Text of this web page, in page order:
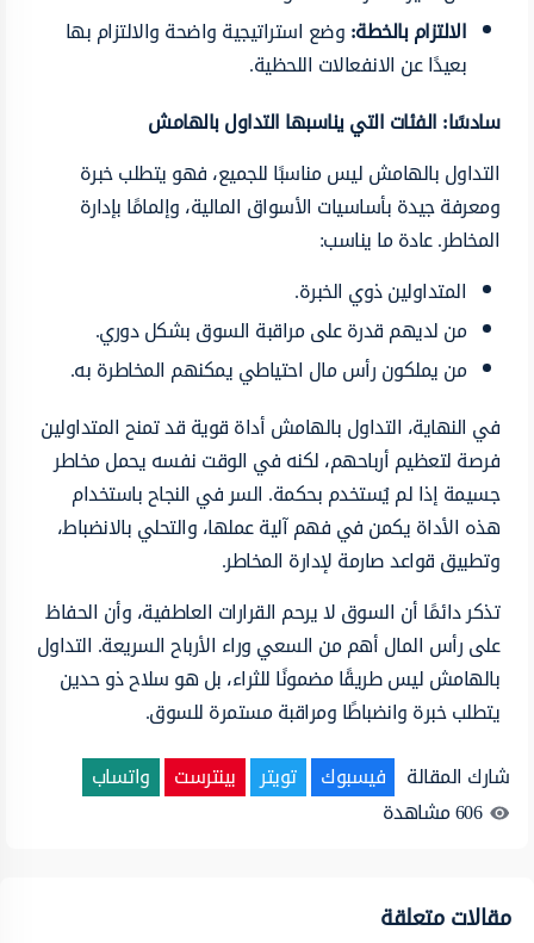
الالتزام بالخطة:وضع استراتيجية واضحة والالتزام بها
بعيدًا عن الانفعالات اللحظية.
سادسًا: الفئات التي يناسبها التداول بالهامش
التداول بالهامش ليس مناسبًا للجميع، فهو يتطلب خبرة
ومعرفة جيدة بأساسيات الأسواق المالية، وإلمامًا بإدارة
المخاطر. عادة ما يناسب:
المتداولين ذوي الخبرة.
من لديهم قدرة على مراقبة السوق بشكل دوري.
من يملكون رأس مال احتياطي يمكنهم المخاطرة به.
في النهاية، التداول بالهامش أداة قوية قد تمنح المتداولين
فرصة لتعظيم أرباحهم، لكنه في الوقت نفسه يحمل مخاطر
جسيمة إذا لم يُستخدم بحكمة. السر في النجاح باستخدام
هذه الأداة يكمن في فهم آلية عملها، والتحلي بالانضباط،
وتطبيق قواعد صارمة لإدارة المخاطر.
تذكر دائمًا أن السوق لا يرحم القرارات العاطفية، وأن الحفاظ
على رأس المال أهم من السعي وراء الأرباح السريعة. التداول
بالهامش ليس طريقًا مضمونًا للثراء، بل هو سلاح ذو حدين
يتطلب خبرة وانضباطًا ومراقبة مستمرة للسوق.
شارك المقالة
فيسبوك تويتر بينترست
واتساب
606مشاهدة
مقالات متعلقة